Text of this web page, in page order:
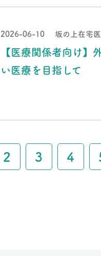
2026-06-10 坂の上在宅
【医療関係者向け】
い医療を目指して
2 3 4